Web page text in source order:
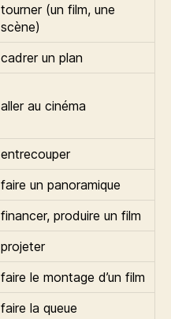
tourner (un film, une
scène)
cadrer un plan
aller au cinéma
entrecouper
faire un panoramique
financer, produire un film
projeter
faire le montage d’un film
faire la queue